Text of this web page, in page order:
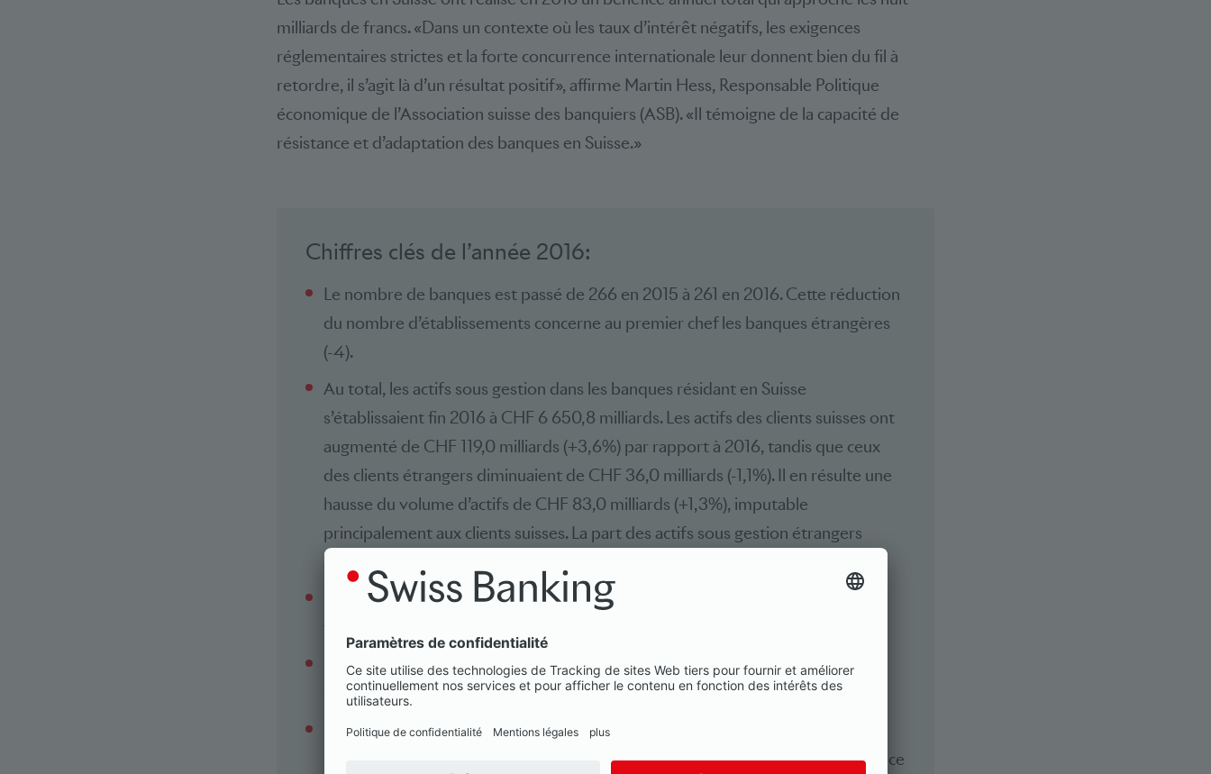
milliards de francs. «Dans un contexte où les taux d’intérêt négatifs, les exigences
réglementaires strictes et la forte concurrence internationale leur donnent bien du fil à
retordre, il s’agit là d’un résultat positif», affirme Martin Hess, Responsable Politique
économique de l’Association suisse des banquiers (ASB). «Il témoigne de la capacité de
résistance et d’adaptation des banques en Suisse.»
Chiffres clés de l’année 2016:
Le nombre de banques est passé de 266 en 2015 à 261 en 2016. Cette réduction
du nombre d’établissements concerne au premier chef les banques étrangères
(-4).
Au total, les actifs sous gestion dans les banques résidant en Suisse
s’établissaient fin 2016 à CHF 6 650,8 milliards. Les actifs des clients suisses ont
augmenté de CHF 119,0 milliards (+3,6%) par rapport à 2016, tandis que ceux
des clients étrangers diminuaient de CHF 36,0 milliards (-1,1%). Il en résulte une
hausse du volume d’actifs de CHF 83,0 milliards (+1,3%), imputable
principalement aux clients suisses. La part des actifs sous gestion étrangers
avoisine les 50%.
Le secteur bancaire suisse reste le leader mondial en matière de gestion de
fortune transfrontalière, avec une part de marché d’environ un quart.
Le résultat consolidé s’est établi à CHF 62,5 milliards (-3,2%), inversant sa
trajectoire haussière pour la première fois depuis 2012.
Le bénéfice annuel consolidé, à CHF 7,9 milliards, s’est réduit de moitié par
rapport à l’année précédente (2015: CHF 15,8 milliards) mais reste supérieur à ce